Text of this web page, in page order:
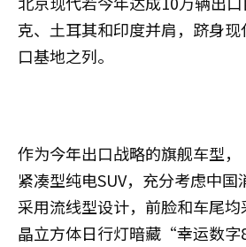
克、土耳其和印度并肩，跻身
口基地之列。
作为今年出口战略的旗舰车型
紧凑型纯电SUV，充分考虑中
采用流线型设计，前脸和车尾
晶立方体日行灯暗藏“幸运数